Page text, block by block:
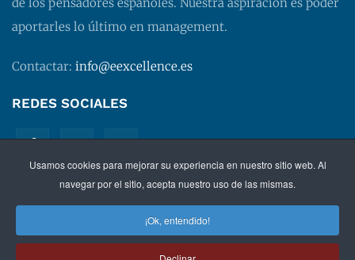
Usamos cookies para mejorar su experiencia en nuestro sitio web. Al
navegar por el sitio, acepta nuestro uso de las mismas.
¡Ok, entendido!
aportarles lo último en management.
Contactar: info@eexcellence.es
REDES SOCIALES
©2026 EXECUTIVE EXCELLENCE.Managementpara